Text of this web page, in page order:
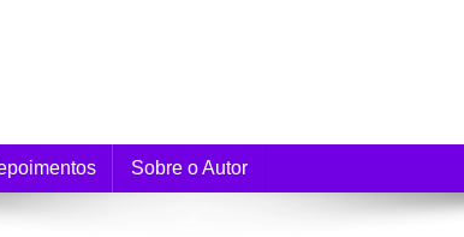
Sobre o Autor